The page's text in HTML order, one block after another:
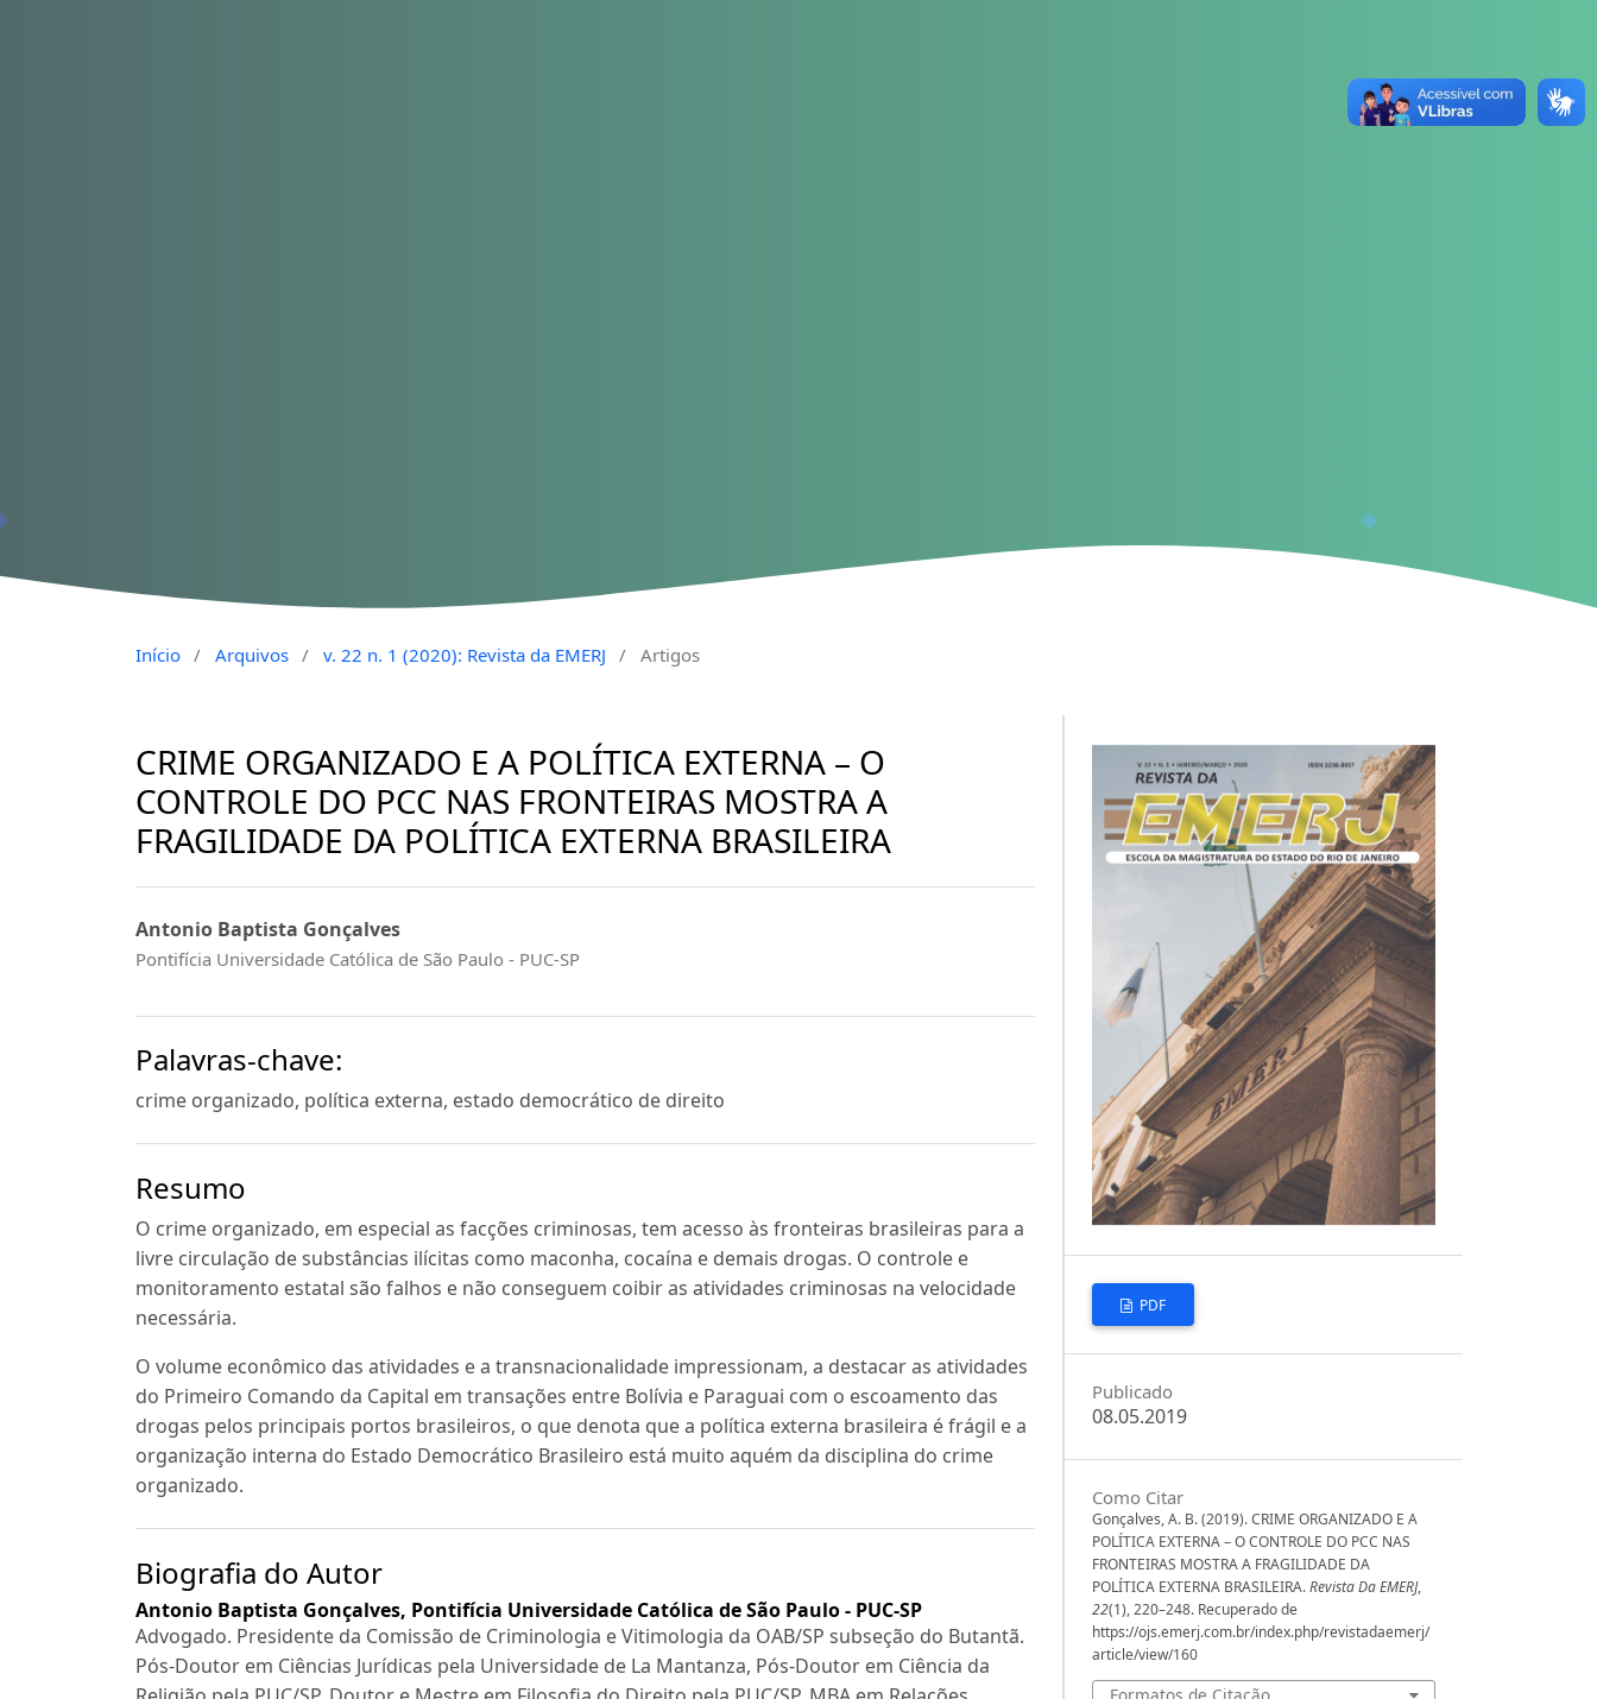
Início / Arquivos / v. 22 n. 1 (2020): Revista da EMERJ / Artigos
CRIME ORGANIZADO E A POLÍTICA EXTERNA – O
CONTROLE DO PCC NAS FRONTEIRAS MOSTRA A
FRAGILIDADE DA POLÍTICA EXTERNA BRASILEIRA
Antonio Baptista Gonçalves
Pontifícia Universidade Católica de São Paulo - PUC-SP
Palavras-chave:
crime organizado, política externa, estado democrático de direito
Resumo
O crime organizado, em especial as facções criminosas, tem acesso às fronteiras brasileiras para a
livre circulação de substâncias ilícitas como maconha, cocaína e demais drogas. O controle e
monitoramento estatal são falhos e não conseguem coibir as atividades criminosas na velocidade
necessária.
O volume econômico das atividades e a transnacionalidade impressionam, a destacar as atividades
do Primeiro Comando da Capital em transações entre Bolívia e Paraguai com o escoamento das
drogas pelos principais portos brasileiros, o que denota que a política externa brasileira é frágil e a
organização interna do Estado Democrático Brasileiro está muito aquém da disciplina do crime
organizado.
Biografia do Autor
Antonio Baptista Gonçalves, Pontifícia Universidade Católica de São Paulo - PUC-SP
Advogado. Presidente da Comissão de Criminologia e Vitimologia da OAB/SP subseção do Butantã.
Pós-Doutor em Ciências Jurídicas pela Universidade de La Mantanza, Pós-Doutor em Ciência da
PDF
Publicado
08.05.2019
Como Citar
Gonçalves, A. B. (2019). CRIME ORGANIZADO E A
POLÍTICA EXTERNA – O CONTROLE DO PCC NAS
FRONTEIRAS MOSTRA A FRAGILIDADE DA
POLÍTICA EXTERNA BRASILEIRA.Revista Da EMERJ,
22(1), 220–248. Recuperado de
https://ojs.emerj.com.br/index.php/revistadaemerj/
article/view/160
Formatos de Citação